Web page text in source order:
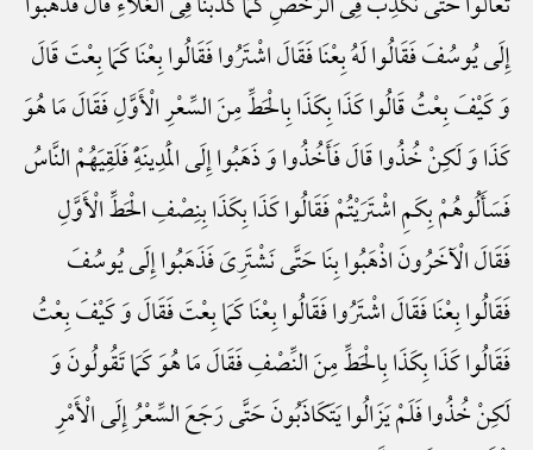
إِلَی یُوسُفَ فَقَالُوا لَهُ بِعْنَا فَقَالَ اشْتَرُوا فَقَالُوا بِعْنَا کَمَا بِعْتَ قَالَ
وَ کَیْفَ بِعْتُ قَالُوا کَذَا بِکَذَا بِالْحَطِّ مِنَ السِّعْرِ الْأَوَّلِ فَقَالَ مَا هُوَ
کَذَا وَ لَکِنْ خُذُوا قَالَ فَأَخُذُوا وَ ذَهَبُوا إِلَی الْمَدِینَهًِْ فَلَقِیَهُمْ النَّاسُ
فَسَأَلُوهُمْ بِکَمِ اشْتَرَیْتُمْ فَقَالُوا کَذَا بِکَذَا بِنِصْفِ الْحَطِّ الْأَوَّلِ
فَقَالَ الْآخَرُونَ اذْهَبُوا بِنَا حَتَّی نَشْتَرِیَ فَذَهَبُوا إِلَی یُوسُفَ
فَقَالُوا بِعْنَا فَقَالَ اشْتَرُوا فَقَالُوا بِعْنَا کَمَا بِعْتَ فَقَالَ وَ کَیْفَ بِعْتُ
فَقَالُوا کَذَا بِکَذَا بِالْحَطِّ مِنَ النِّصْفِ فَقَالَ مَا هُوَ کَمَا تَقُولُونَ وَ
لَکِنْ خُذُوا فَلَمْ یَزَالُوا یَتَکَاذَبُونَ حَتَّی رَجَعَ السِّعْرُ إِلَی الْأَمْرِ